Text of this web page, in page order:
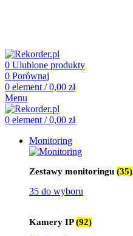
0 Ulubione produkty
0 Porównaj
0 element / 0,00 zł
Menu
0 element / 0,00 zł
Monitoring
Zestawy monitoringu (35)
35 do wyboru
Kamery IP(92)